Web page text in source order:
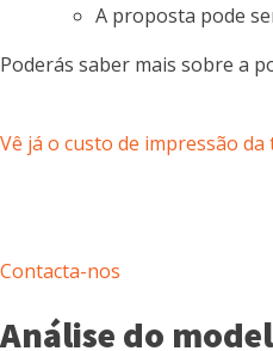
A proposta pode
Poderás saber mais sobre a
Vê já o custo de impressão da
Contacta-nos
Análise do